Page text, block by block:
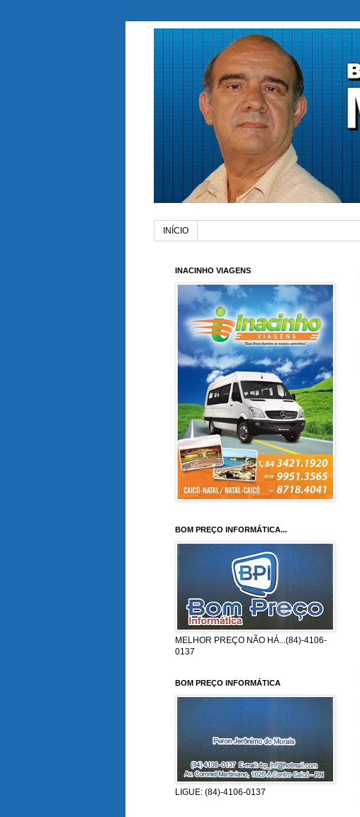
INÍCIO
INACINHO VIAGENS
BOM PREÇO INFORMÁTICA...
MELHOR PREÇO NÃO HÁ...(84)-4106-
0137
BOM PREÇO INFORMÁTICA
LIGUE: (84)-4106-0137